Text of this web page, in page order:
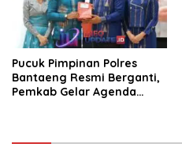
Pucuk Pimpinan Polres
Bantaeng Resmi Berganti,
Pemkab Gelar Agenda